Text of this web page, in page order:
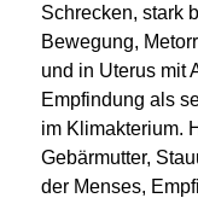
Schrecken, stark
Bewegung,
und in Uterus mit
Empfindung als
im Klimakterium.
Gebärmutter,
der Menses,